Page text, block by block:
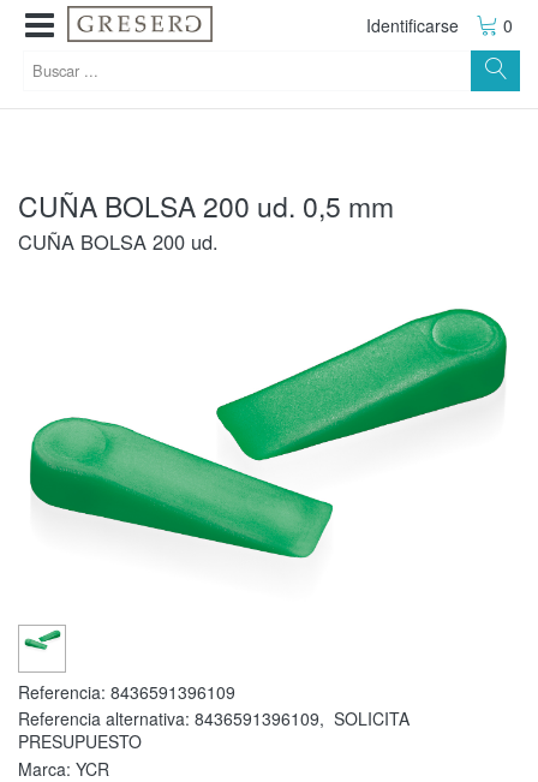
Identificarse 0
CUÑA BOLSA 200 ud. 0,5 mm
CUÑA BOLSA 200 ud.
Referencia: 8436591396109
Referencia alternativa: 8436591396109, SOLICITA
PRESUPUESTO
Marca: YCR